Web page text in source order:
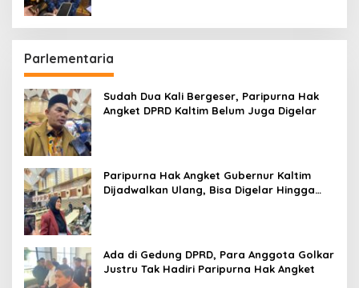
Parlementaria
Sudah Dua Kali Bergeser, Paripurna Hak
Angket DPRD Kaltim Belum Juga Digelar
Paripurna Hak Angket Gubernur Kaltim
Dijadwalkan Ulang, Bisa Digelar Hingga
Ada di Gedung DPRD, Para Anggota Golkar
Justru Tak Hadiri Paripurna Hak Angket